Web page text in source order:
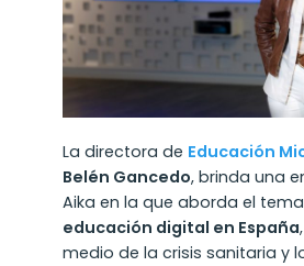
La directora de Educación
Belén Gancedo, brinda una
Aika en la que aborda el
educación digital en España
medio de la crisis sanitaria y